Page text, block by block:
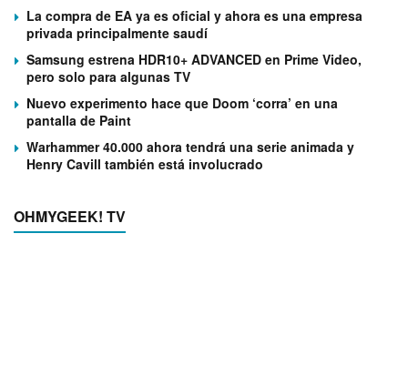
La compra de EA ya es oficial y ahora es una empresa
privada principalmente saudí
Samsung estrena HDR10+ ADVANCED en Prime Video,
pero solo para algunas TV
Nuevo experimento hace que Doom ‘corra’ en una
pantalla de Paint
Warhammer 40.000 ahora tendrá una serie animada y
Henry Cavill también está involucrado
OHMYGEEK! TV